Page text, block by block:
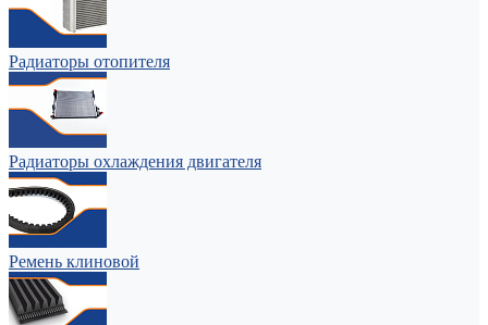
Радиаторы отопителя
Радиаторы охлаждения двигателя
Ремень клиновой